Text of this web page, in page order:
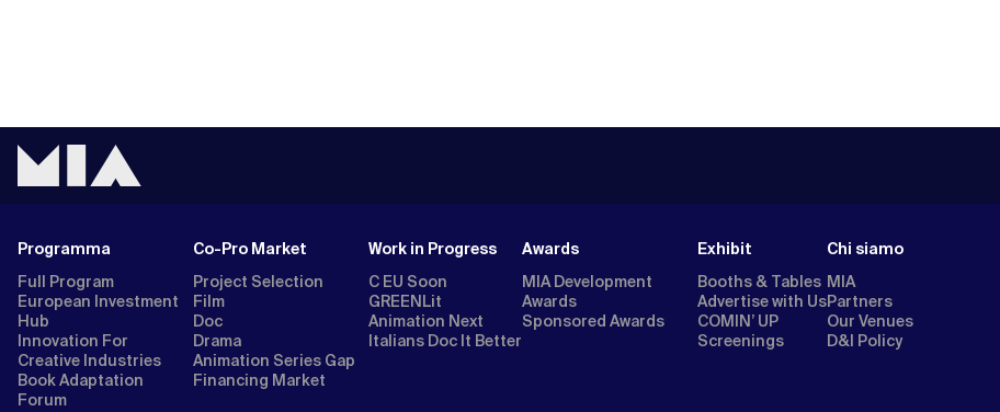
Programma
Full Program
European Investment
Hub
Innovation For
Creative Industries
Book Adaptation
Forum
Co-Pro Market
Project Selection
Film
Doc
Drama
Animation Series Gap
Financing Market
Work in Progress
C EU Soon
GREENLit
Animation Next
Italians Doc It Better
Awards
MIA Development
Awards
Sponsored Awards
Exhibit
Booths & Tables
Advertise with Us
COMIN’ UP
Screenings
Chi siamo
MIA
Partners
Our Venues
D&I Policy